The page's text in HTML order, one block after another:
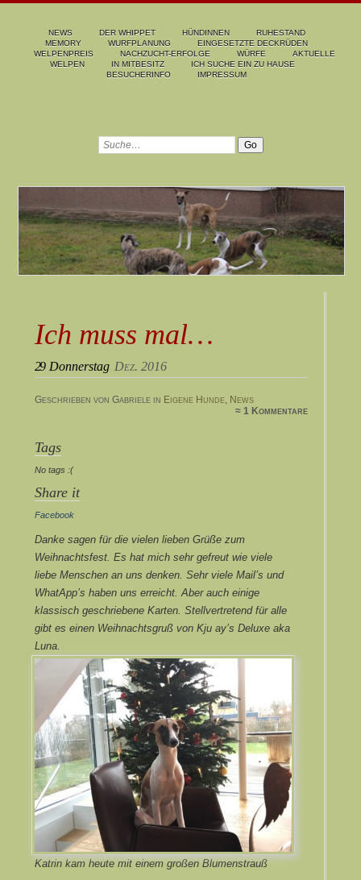
NEWS DER WHIPPET HÜNDINNEN
RUHESTAND
MEMORY
WURFPLANUNG
EINGESETZTE DECKRÜDEN
WELPENPREIS
NACHZUCHT-ERFOLGE WÜRFE
AKTUELLE
WELPEN
IN MITBESITZ
ICH SUCHE EIN ZU HAUSE
BESUCHERINFO
IMPRESSUM
Ich muss mal…
29 Donnerstag Dez. 2016
Geschrieben von Gabriele in Eigene Hunde, News
≈ 1 Kommentare
Tags
No tags :(
Share it
Facebook
Danke sagen für die vielen lieben Grüße zum
Weihnachtsfest. Es hat mich sehr gefreut wie viele
liebe Menschen an uns denken. Sehr viele Mail’s und
WhatApp’s haben uns erreicht. Aber auch einige
klassisch geschriebene Karten. Stellvertretend für alle
gibt es einen Weihnachtsgruß von Kju ay’s Deluxe aka
Luna.
Katrin kam heute mit einem großen Blumenstrauß